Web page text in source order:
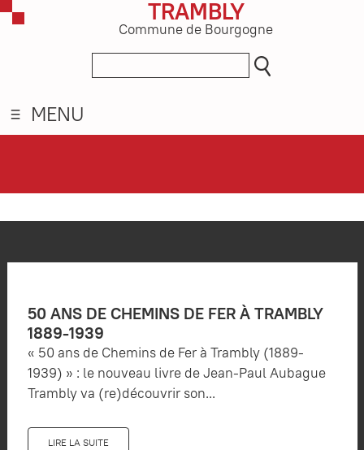
TRAMBLY
Commune de Bourgogne
MENU
50 ANS DE CHEMINS DE FER À TRAMBLY
1889-1939
« 50 ans de Chemins de Fer à Trambly (1889-
1939) » : le nouveau livre de Jean-Paul Aubague
Trambly va (re)découvrir son...
LIRE LA SUITE